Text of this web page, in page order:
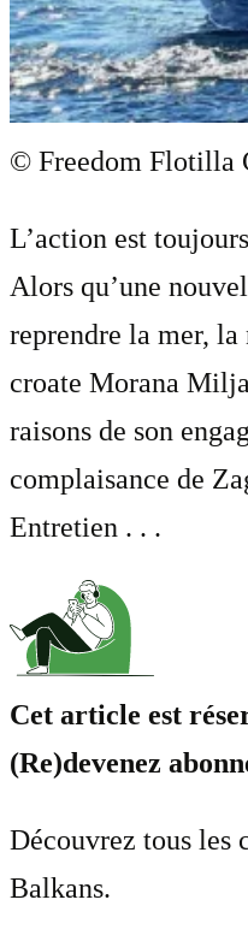
© Freedom Flotilla
L’action est
Alors qu’une
reprendre la mer,
croate Morana
raisons de son
complaisance de
Entretien . . .
Cet article est
(Re)devenez
Découvrez tous les
Balkans.